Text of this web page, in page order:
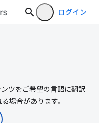
ログイン
ツをご希望の言語に翻訳
場合があります。